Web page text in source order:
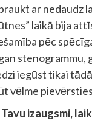
ar nedaudz
laikā bija
pēc
stenogrammu,
iegūst tikai
vēlme
izaugsmi,